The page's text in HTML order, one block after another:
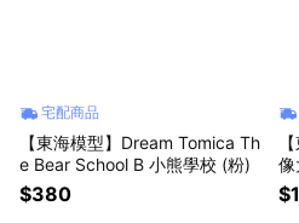
宅配商品
【東海模型】Dream Tomica Th
e Bear School B 小熊學校 (粉)
$380
像